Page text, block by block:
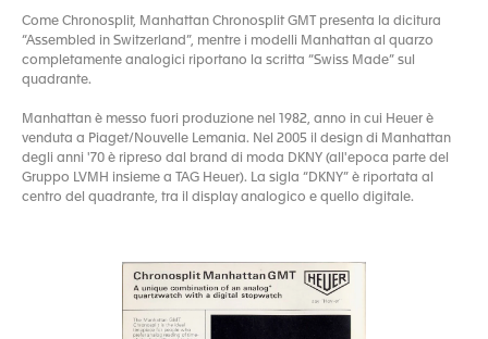
Come Chronosplit, Manhattan Chronosplit GMT presenta la dicitura
“Assembled in Switzerland”, mentre i modelli Manhattan al quarzo
completamente analogici riportano la scritta “Swiss Made” sul
quadrante.
Manhattan è messo fuori produzione nel 1982, anno in cui Heuer è
venduta a Piaget/Nouvelle Lemania. Nel 2005 il design di Manhattan
degli anni '70 è ripreso dal brand di moda DKNY (all'epoca parte del
Gruppo LVMH insieme a TAG Heuer). La sigla “DKNY” è riportata al
centro del quadrante, tra il display analogico e quello digitale.